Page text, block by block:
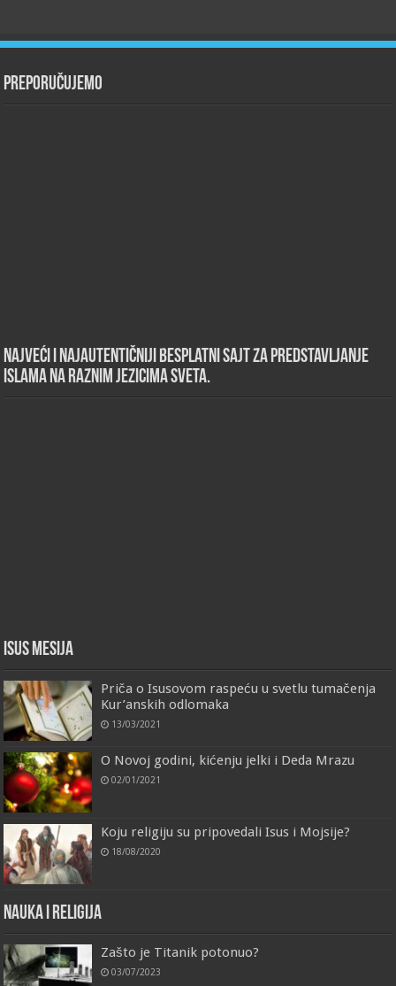
Preporučujemo
Najveći i najautentičniji besplatni sajt za predstavljanje
islama na raznim jezicima sveta.
Isus Mesija
Priča o Isusovom raspeću u svetlu tumačenja
Kur’anskih odlomaka
13/03/2021
O Novoj godini, kićenju jelki i Deda Mrazu
02/01/2021
Koju religiju su pripovedali Isus i Mojsije?
18/08/2020
Nauka i religija
Zašto je Titanik potonuo?
03/07/2023